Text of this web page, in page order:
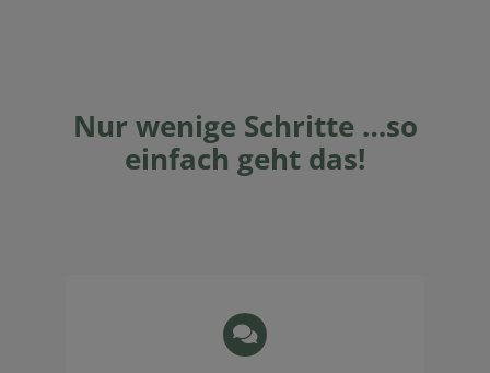
Nur wenige Schritte …so
einfach geht das!